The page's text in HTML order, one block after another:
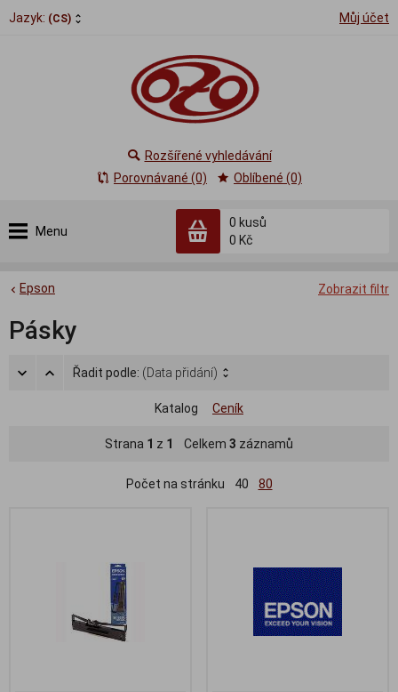
Jazyk: (CS) Můj účet
Menu
0 kusů
0 Kč
Rozšířené vyhledávání
Porovnávané (0)
Oblíbené (0)
Zobrazit filtr
Epson
Pásky
Řadit podle: (Data přidání)
Katalog Ceník
Strana 1 z 1 Celkem 3 záznamů
Počet na stránku 40 80